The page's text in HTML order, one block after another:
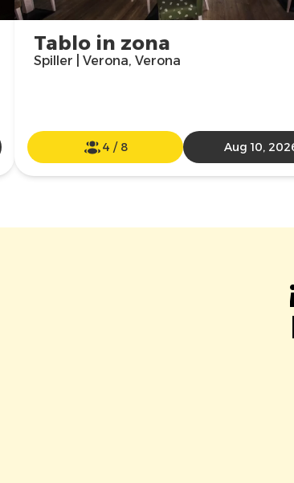
Tablo in zona
Spiller | Verona, Verona
4 / 8 Aug 10,